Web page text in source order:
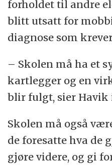
forholdet til andre
blitt utsatt for
diagnose som
– Skolen må ha et
kartlegger og en
blir fulgt, sier
Skolen må også
de foresatte hva de
gjøre videre, og gi